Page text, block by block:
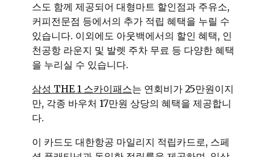
스도 함께 제공되어 대형마트 할인점과 주유소,
커피전문점 등에서의 추가 적립 혜택을 누릴 수
있습니다. 이외에도 아웃백에서의 할인 혜택, 인
천공항 라운지 및 발렛 주차 무료 등 다양한 혜택
을 누리실 수 있습니다.
삼성 THE 1 스카이패스는 연회비가 25만원이지
만, 각종 바우처 17만원 상당의 혜택을 제공합니
다.
이 카드도 대한항공 마일리지 적립카드로, 스페